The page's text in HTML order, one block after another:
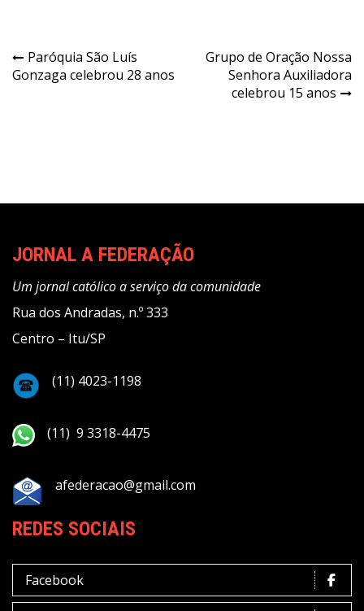
Navegação
de
Paróquia São Luís
Gonzaga celebrou 28 anos
Grupo de Oração Nossa
Senhora Auxiliadora
celebrou 15 anos
JORNAL A FEDERAÇÃO
Um jornal católico a serviço da comunidade
Rua dos Andradas, n.º 333
Centro – Itu/SP
(11) 4023-1198
(11) 9 3318-4475
afederacao@gmail.com
REDES SOCIAIS
Facebook